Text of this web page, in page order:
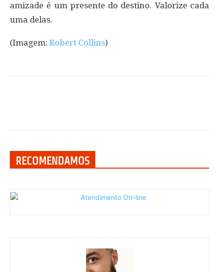
amizade é um presente do destino. Valorize cada
uma delas.
(Imagem: Robert Collins)
RECOMENDAMOS